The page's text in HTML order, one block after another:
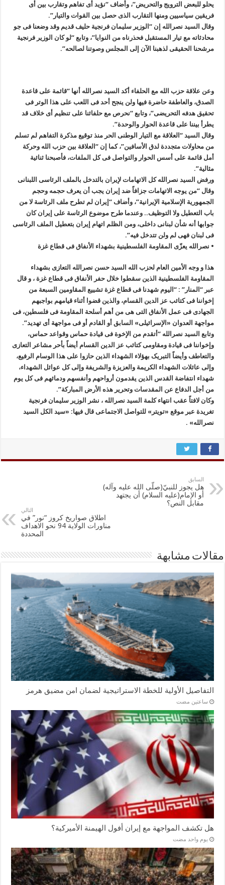
یحلو للبعض الترویج والتحریض”، وأضاف “نؤید أی تفاهم وتقارب بین أی
فریقین سیاسیین ومنها التقارب الذی حصل بین القوات والتیار”.
وقال السید نصرالله إن “الوزیر سلیمان فرنجیة حلیف قدیم وقد وضعنا فی جو
محادثاته مع تیار المستقبل فحذرناه من النوایا”، وتابع “لو کان الوزیر فرنجیة
مرشحنا الحقیقی لذهبنا الآن إلى المجلس وصوتنا لصالحه”.
وعن علاقة حزب الله مع الحلفاء أکد السید نصرالله أنها “قائمة على قاعدة
الصدق، والعاطفة حاضرة فیها ولن ینجح أحد فی اللعب على هذا الوتر فی
تحقیق هدفه التحریضی”، وتابع “نحرص مع حلفائنا على تنظیم أی خلاف قد
یطرأ بیننا على قاعدة الحوار والوحدة”.
وقال السید “العلاقة مع التیار الوطنی الحر منذ توقیع مذکرة التفاهم لم تسلم
من محاولات متجددة لدق الأسافین”، کما إن “العلاقة بین حزب الله وحرکة
أمل قائمة على أسس الحوار والتواصل فی کل الملفات، فأصبحنا ثنائیة
مثالیة”.
ورفض السید نصرالله کل الاتهامات لإیران بالتدخل بالملف الرئاسی اللبنانی
وقال “من یوجه الاتهامات جزافاً ضد إیران یجب أن یعرف حجمه وحجم
الجمهوریة الإسلامیة الإیرانیة”، وأضاف “إیران لم تطرح ملف الرئاسة لا من
باب التعطیل ولا التوظیف.. وعندما طرح موضوع الرئاسة على إیران کان
جوابها أنه شأن لبنانی داخلی، ومن الظلم اتهام إیران بتعطیل الملف الرئاسی
فی لبنان فهی لم ولن تتدخل فیه”.
• نصرالله یعزّی المقاومة الفلسطینیة بشهداء الأنفاق فی قطاع غزة
هذا و وجه الأمین العام لحزب الله السید حسن نصرالله التعازی بشهداء
المقاومة الفلسطینیة الذین سقطوا خلال حفر الأنفاق فی قطاع غزة ، و قال
عبر “المنار” : “الیوم شهدنا فی قطاع غزة تشییع المقاومین السبعة من
إخواننا فی کتائب عز الدین القسام، والذین قضوا أثناء قیامهم بواجبهم
الجهادی فی عمل الأنفاق التی هی من أهم أسلحة المقاومة فی فلسطین، فی
مواجهة العدوان «الإسرائیلی» السابق أو القادم أو فی مواجهة أی تهدید”.
وتابع السید نصرالله “أتقدم من الإخوة فی قیادة حماس وقواعد حماس،
وإخواننا فی قیادة ومقاومی کتائب عز الدین القسام أیضاً بأحر مشاعر التعازی
والتعاطف وأیضاً التبریک بهؤلاء الشهداء الذین حازوا على هذا الوسام الرفیع،
وإلى عائلات الشهداء الکریمة والعزیزة والشریفة وإلى کل عوائل الشهداء،
شهداء انتفاضة القدس الذین یقدمون أرواحهم وأنفسهم ودمائهم فی کل یوم
من أجل الدفاع عن المقدسات وتحریر هذه الأرض المبارکة”.
وکان لافتاً عقب انتهاء کلمة السید نصرالله ، نشر الوزیر سلیمان فرنجیة
تغریدة عبر موقع «تویتر» للتواصل الاجتماعی قال فیها: «سید الکل السید
نصرالله» .
السابق
هل يجوز للنبيّ(صلّى الله عليه وآله)
أو الإمام(عليه السلام) أن يجتهد
مقابل النص؟
التالي
اطلاق صواريخ كروز “نور” في
مناورات الولاية 94 نحو الاهداف
المحددة
مقالات مشابهة
التفاصيل الأولية للخطة الاستراتيجية لضمان امن مضيق هرمز
‏ساعتين مضت
هل تكشف المواجهة مع إيران أفول الهيمنة الأميركية؟
‏يوم واحد مضت